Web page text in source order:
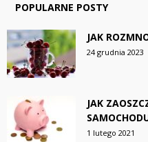
POPULARNE POSTY
JAK
24 grudnia 2023
JAK
1 lutego 2021